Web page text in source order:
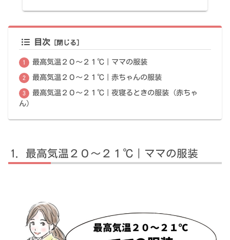
目次
最高気温２０～２１℃｜ママの服装
最高気温２０～２１℃｜赤ちゃんの服装
最高気温２０～２１℃｜夜寝るときの服装（赤ちゃ
ん）
最高気温２０～２１℃｜ママの服装